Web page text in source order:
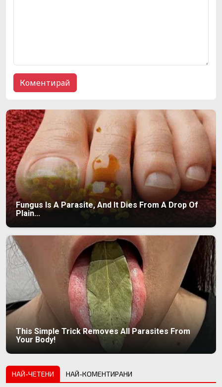
Fungus Is A Parasite, And It Dies From A Drop Of
Plain...
This Simple Trick Removes All Parasites From
Your Body!
НАЙ-ЧЕТЕНИ НАЙ-КОМЕНТИРАНИ